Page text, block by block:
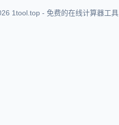
1tool.top - 免费的在线计算器工具